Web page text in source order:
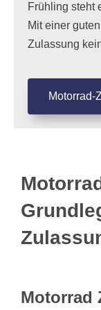
Frühling steht
Mit einer
Zulassung
Motorrad-
Motorrad